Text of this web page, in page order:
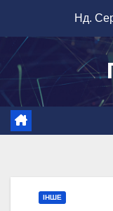
вмісту
Нд.
ІНШЕ